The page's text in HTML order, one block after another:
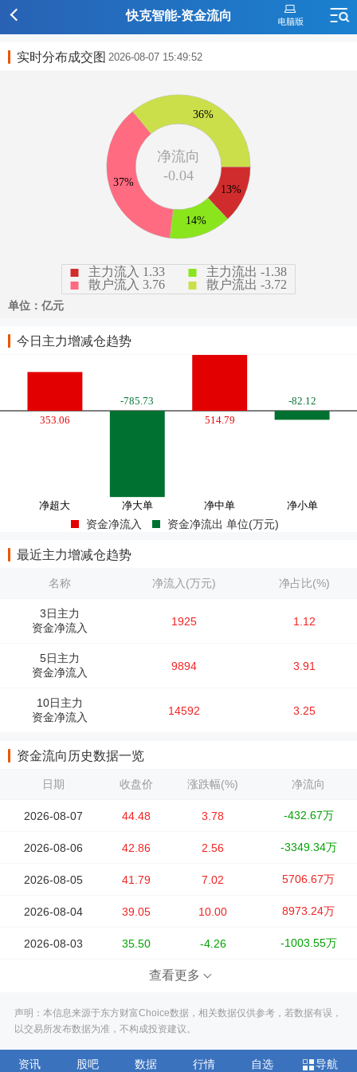
快克智能-资金流向
实时分布成交图 2026-08-07 15:49:52
今日主力增减仓趋势
资金净流入 资金净流出 单位(万元)
最近主力增减仓趋势
名称 净流入(万元) 净占比(%)
3日主力
资金净流入
1925 1.12
5日主力
资金净流入
9894 3.91
10日主力
资金净流入
14592 3.25
资金流向历史数据一览
日期 收盘价 涨跌幅(%) 净流向
2026-08-07 44.48 3.78 -432.67万
2026-08-06 42.86 2.56 -3349.34万
2026-08-05 41.79 7.02 5706.67万
2026-08-04 39.05 10.00 8973.24万
2026-08-03 35.50 -4.26 -1003.55万
查看更多
声明：本信息来源于东方财富Choice数据，相关数据仅供参考，若数据有误，
以交易所发布数据为准，不构成投资建议。
资讯 股吧 数据 行情 自选 导航